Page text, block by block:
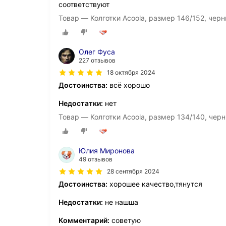
соответствуют
Товар — Колготки Acoola, размер 146/152,
Олег Фуса
227 отзывов
18 октября 2024
Достоинства: всё хорошо
Недостатки: нет
Товар — Колготки Acoola, размер 134/140,
Юлия Миронова
49 отзывов
28 сентября 2024
Достоинства: хорошее качество,тянутся
Недостатки: не нашша
Комментарий: советую